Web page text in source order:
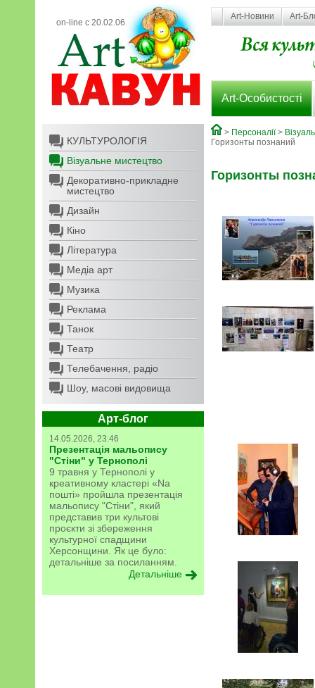
on-line с 20.02.06
Art-Новини Art-
Art-Особистості
КУЛЬТУРОЛОГІЯ
Візуальне мистецтво
Декоративно-прикладне
мистецтво
Дизайн
Кіно
Література
Медіа арт
Музика
Реклама
Танок
Театр
Телебачення, радіо
Шоу, масові видовища
Арт-блог
14.05.2026, 23:46
Презентація мальопису
"Стіни" у Тернополі
9 травня у Тернополі у
креативному кластері «Na
пошті» пройшла презентація
мальопису "Стіни", який
представив три культові
проєкти зі збереження
культурної спадщини
Херсонщини. Як це було:
детальніше за посиланням.
Детальніше
> Персоналії>
Горизонты познаний
Горизонты